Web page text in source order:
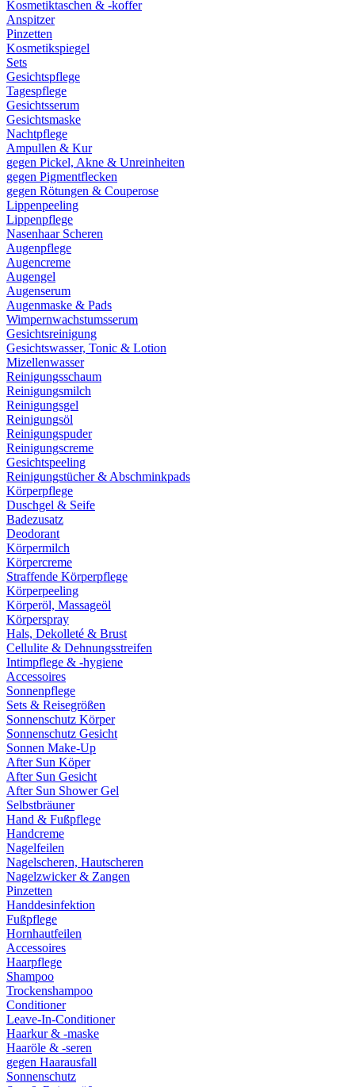
Kosmetiktaschen & -koffer
Anspitzer
Pinzetten
Kosmetikspiegel
Sets
Gesichtspflege
Tagespflege
Gesichtsserum
Gesichtsmaske
Nachtpflege
Ampullen & Kur
gegen Pickel, Akne & Unreinheiten
gegen Pigmentflecken
gegen Rötungen & Couperose
Lippenpeeling
Lippenpflege
Nasenhaar Scheren
Augenpflege
Augencreme
Augengel
Augenserum
Augenmaske & Pads
Wimpernwachstumsserum
Gesichtsreinigung
Gesichtswasser, Tonic & Lotion
Mizellenwasser
Reinigungsschaum
Reinigungsmilch
Reinigungsgel
Reinigungsöl
Reinigungspuder
Reinigungscreme
Gesichtspeeling
Reinigungstücher & Abschminkpads
Körperpflege
Duschgel & Seife
Badezusatz
Deodorant
Körpermilch
Körpercreme
Straffende Körperpflege
Körperpeeling
Körperöl, Massageöl
Körperspray
Hals, Dekolleté & Brust
Cellulite & Dehnungsstreifen
Intimpflege & -hygiene
Accessoires
Sonnenpflege
Sets & Reisegrößen
Sonnenschutz Körper
Sonnenschutz Gesicht
Sonnen Make-Up
After Sun Köper
After Sun Gesicht
After Sun Shower Gel
Selbstbräuner
Hand & Fußpflege
Handcreme
Nagelfeilen
Nagelscheren, Hautscheren
Nagelzwicker & Zangen
Pinzetten
Handdesinfektion
Fußpflege
Hornhautfeilen
Accessoires
Haarpflege
Shampoo
Trockenshampoo
Conditioner
Leave-In-Conditioner
Haarkur & -maske
Haaröle & -seren
gegen Haarausfall
Sonnenschutz